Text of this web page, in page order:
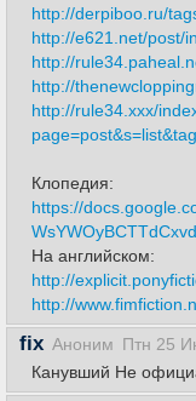
http://derpiboo.ru/
http://e621.net/post/
http://
http://
http://rule34.xxx/
Клопедия:
https://
На английском:
http://
http://
fix Аноним Птн 25
Канувший Не